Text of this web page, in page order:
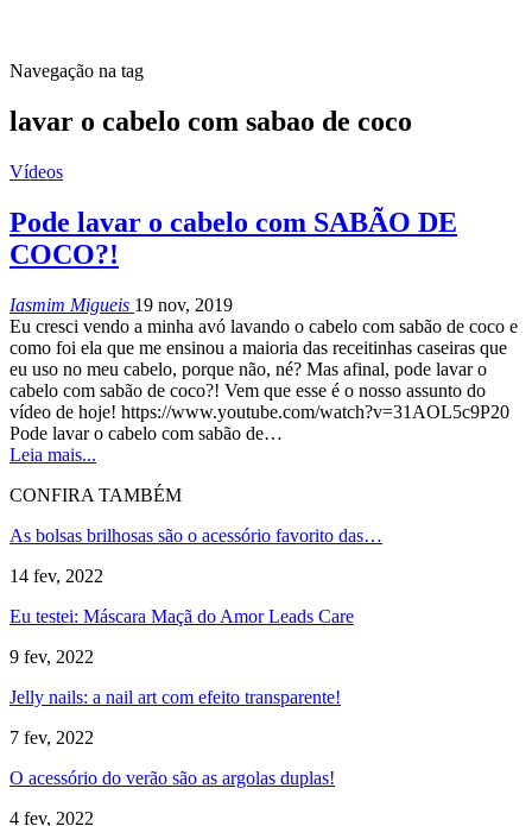
Navegação na tag
lavar o cabelo com sabao de coco
Vídeos
Pode lavar o cabelo com SABÃO DE
COCO?!
Iasmim Migueis 19 nov, 2019
Eu cresci vendo a minha avó lavando o cabelo com sabão de coco e
como foi ela que me ensinou a maioria das receitinhas caseiras que
eu uso no meu cabelo, porque não, né? Mas afinal, pode lavar o
cabelo com sabão de coco?! Vem que esse é o nosso assunto do
vídeo de hoje! https://www.youtube.com/watch?v=31AOL5c9P20
Pode lavar o cabelo com sabão de…
Leia mais...
CONFIRA TAMBÉM
As bolsas brilhosas são o acessório favorito das…
14 fev, 2022
Eu testei: Máscara Maçã do Amor Leads Care
9 fev, 2022
Jelly nails: a nail art com efeito transparente!
7 fev, 2022
O acessório do verão são as argolas duplas!
4 fev, 2022